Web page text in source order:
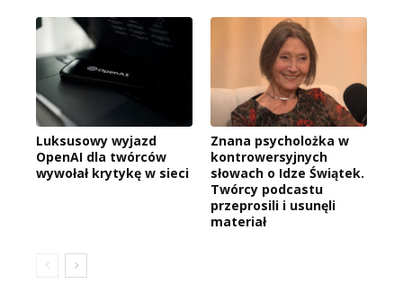
Luksusowy wyjazd
OpenAI dla twórców
wywołał krytykę w sieci
Znana psycholożka w
kontrowersyjnych
słowach o Idze Świątek.
Twórcy podcastu
przeprosili i usunęli
materiał